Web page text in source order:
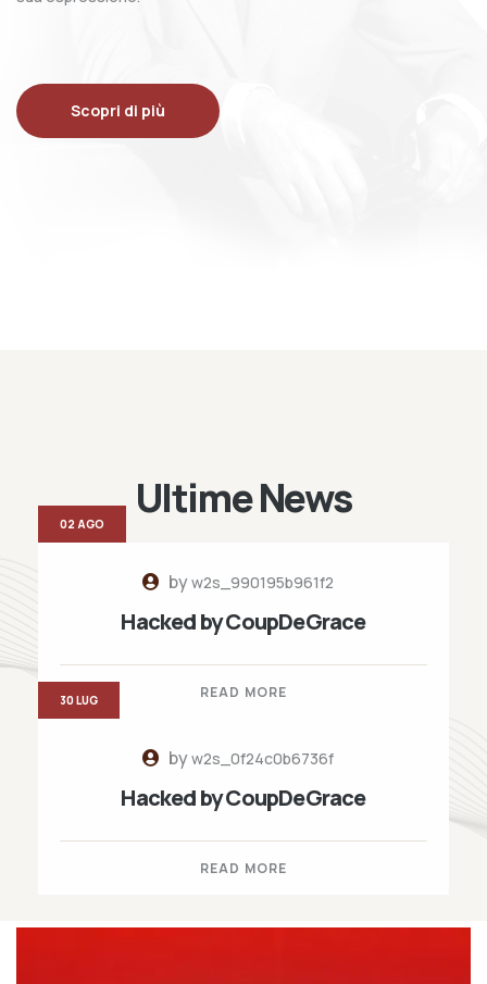
Scopri di più
Ultime News
byw2s_990195b961f2
Hacked by CoupDeGrace
READ MORE
02 AGO
byw2s_0f24c0b6736f
Hacked by CoupDeGrace
READ MORE
30 LUG